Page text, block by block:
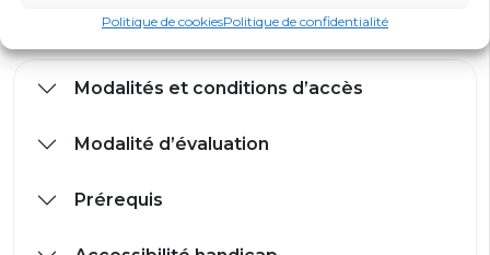
Politique de cookiesPolitique de confidentialité
Modalités et conditions d’accès
Modalité d’évaluation
Prérequis